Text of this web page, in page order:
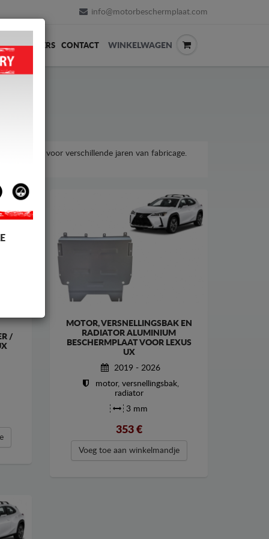
info@motorbeschermplaat.com
CONTACT WINKELWAGEN
UX-model, voor verschillende jaren van fabricage.
/
MOTOR, VERSNELLINGSBAK EN
RADIATOR ALUMINIUM
BESCHERMPLAAT VOOR LEXUS
UX
2019 - 2026
motor, versnellingsbak,
radiator
3 mm
353€
Voeg toe aan winkelmandje